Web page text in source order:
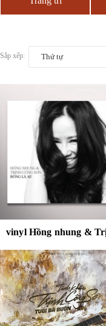
Sắp xếp: Thứ tự